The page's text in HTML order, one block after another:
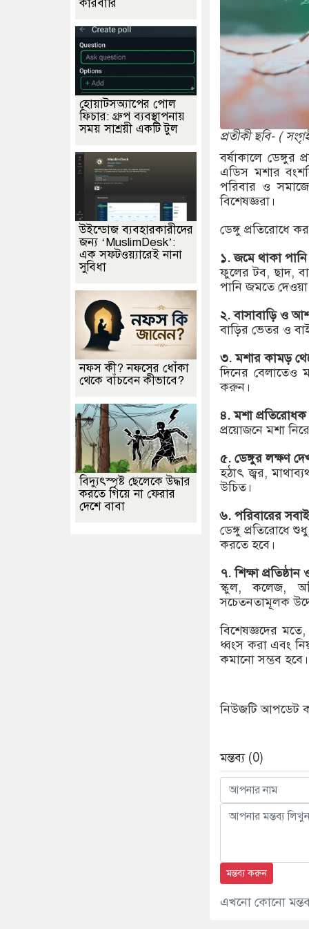
প্রতীকী ছবি- (
বর্ষাকালে ডেঙ্গুর
এডিস মশার
পরিবার ও
বিশেষজ্ঞরা।
ডেঙ্গু প্রতিরোধে
১. জমে থাকা
ফুলের টব, ছাদ,
পানি জমতে দেওয়া
২. বাসাবাড়ি ও
বাড়ির ভেতর ও
৩. মশার কামড়
দিনের বেলাতেও
করুন।
৪. মশা
প্রয়োজনে মশা
৫. ডেঙ্গুর লক্ষণ
হঠাৎ জ্বর,
উচিত।
৬. পরিবারের
ডেঙ্গু প্রতিরোধে
করতে হবে।
৭. শিক্ষা
স্কুল, কলেজ,
সচেতনতামূলক
বিশেষজ্ঞদের
ধ্বংস করা এবং
কমানো সম্ভব হবে।
নিউজটি আপডেট
মন্তব্য (0)
মন্তব্য করুন
এখনো কোনো
কারবারি
হোয়াটসঅ্যাপের পোল
ফিচার: গ্রুপ ব্যবস্থাপনায়
সময় সাশ্রয়ী একটি টুল
উইন্ডোজ ব্যবহারকারীদের
জন্য ‘MuslimDesk’:
এক সফটওয়্যারেই নানা
সুবিধা
নফস কী? নফসের ধোঁকা
থেকে বাঁচবেন কীভাবে?
বিদ্যুৎস্পৃষ্ট ছেলেকে উদ্ধার
করতে গিয়ে না ফেরার
দেশে বাবা